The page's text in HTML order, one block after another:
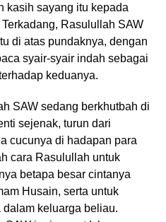
kasih sayang itu kepada
Rasulullah SAW
di atas pundaknya, dengan
syair-syair indah sebagai
keduanya.
SAW sedang berkhutbah di
sejenak, turun dari
cucunya di hadapan para
cara Rasulullah untuk
betapa besar cintanya
Husain, serta untuk
keluarga beliau.